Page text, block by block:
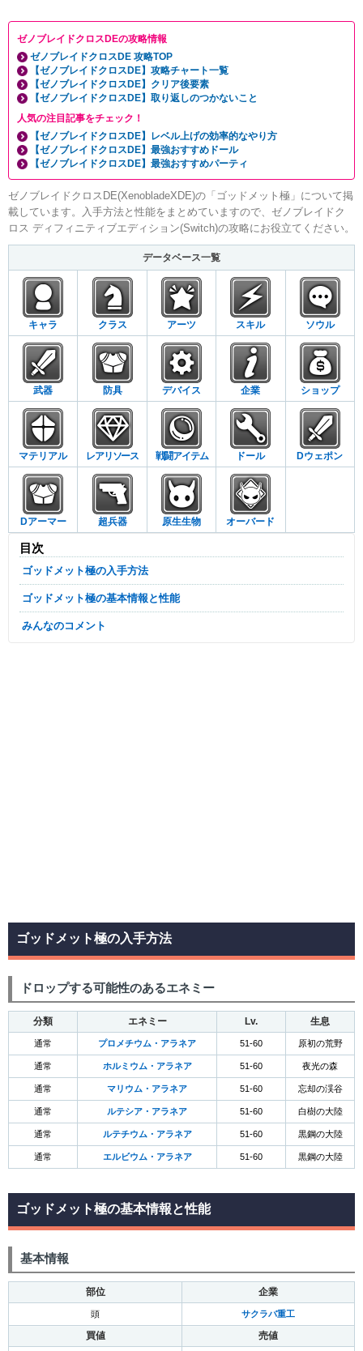
ゼノブレイドクロスDEの攻略情報
ゼノブレイドクロスDE 攻略TOP
【ゼノブレイドクロスDE】攻略チャート一覧
【ゼノブレイドクロスDE】クリア後要素
【ゼノブレイドクロスDE】取り返しのつかないこと
人気の注目記事をチェック！
【ゼノブレイドクロスDE】レベル上げの効率的なやり方
【ゼノブレイドクロスDE】最強おすすめドール
【ゼノブレイドクロスDE】最強おすすめパーティ
ゼノブレイドクロスDE(XenobladeXDE)の「ゴッドメット極」について掲
載しています。入手方法と性能をまとめていますので、ゼノブレイドク
ロス ディフィニティブエディション(Switch)の攻略にお役立てください。
データベース一覧
キャラ クラス アーツ スキル ソウル
武器 防具 デバイス 企業 ショップ
マテリアル レアリソース 戦闘アイテム ドール Dウェポン
Dアーマー 超兵器 原生生物 オーバード
目次
ゴッドメット極の入手方法
ゴッドメット極の基本情報と性能
みんなのコメント
ゴッドメット極の入手方法
ドロップする可能性のあるエネミー
分類 エネミー Lv. 生息
通常 プロメチウム・アラネア 51-60 原初の荒野
通常 ホルミウム・アラネア 51-60 夜光の森
通常 マリウム・アラネア 51-60 忘却の渓谷
通常 ルテシア・アラネア 51-60 白樹の大陸
通常 ルテチウム・アラネア 51-60 黒鋼の大陸
通常 エルビウム・アラネア 51-60 黒鋼の大陸
ゴッドメット極の基本情報と性能
基本情報
部位 企業
頭 サクラバ重工
買値 売値